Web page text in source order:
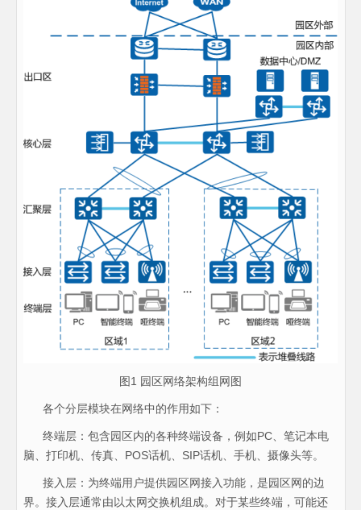
图1 园区网络架构组网图
各个分层模块在网络中的作用如下：
终端层：包含园区内的各种终端设备，例如PC、笔记本电
脑、打印机、传真、POS话机、SIP话机、手机、摄像头等。
接入层：为终端用户提供园区网接入功能，是园区网的边
界。接入层通常由以太网交换机组成。对于某些终端，可能还